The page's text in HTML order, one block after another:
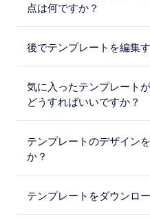
点は何ですか？
後でテンプレートを編集
気に入ったテンプレート
どうすればいいですか？
テンプレートのデザイン
か？
テンプレートをダウンロ